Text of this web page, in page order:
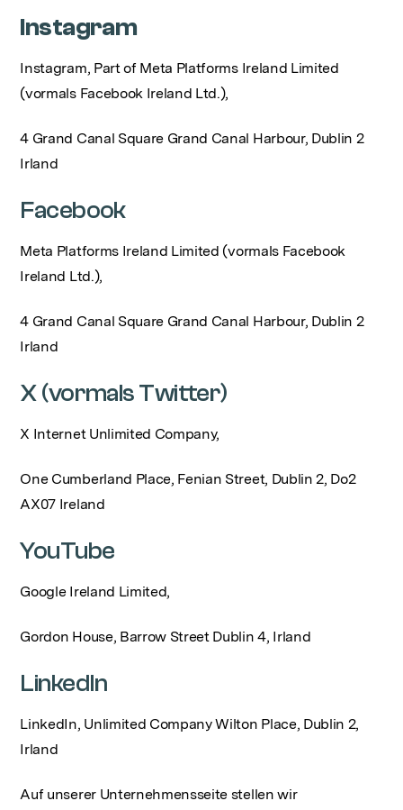
Instagram
Instagram, Part of Meta Platforms Ireland Limited
(vormals Facebook Ireland Ltd.),
4 Grand Canal Square Grand Canal Harbour, Dublin 2
Irland
Facebook
Meta Platforms Ireland Limited (vormals Facebook
Ireland Ltd.),
4 Grand Canal Square Grand Canal Harbour, Dublin 2
Irland
X (vormals Twitter)
X Internet Unlimited Company,
One Cumberland Place, Fenian Street, Dublin 2, Do2
AX07 Ireland
YouTube
Google Ireland Limited,
Gordon House, Barrow Street Dublin 4, Irland
LinkedIn
LinkedIn, Unlimited Company Wilton Place, Dublin 2,
Irland
Auf unserer Unternehmensseite stellen wir